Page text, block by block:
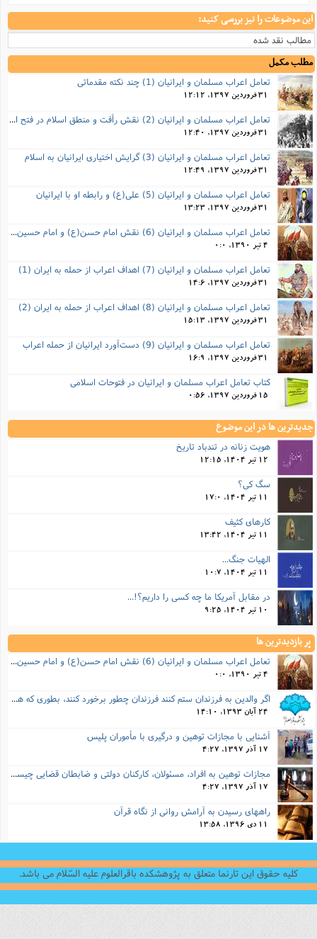
این موضوعات را نیز بررسی کنید:
مطالب نقد شده
مطلب مکمل
تعامل اعراب مسلمان و ایرانیان (1) چند نکته مقدماتی
31 فروردین 1397, 12:12
تعامل اعراب مسلمان و ایرانیان (2) نقش رأفت و منطق اسلام در فتح ایران
31 فروردین 1397, 12:40
تعامل اعراب مسلمان و ایرانیان (3) گرایش اختیاری ایرانیان به اسلام
31 فروردین 1397, 12:49
تعامل اعراب مسلمان و ایرانیان (5) علی(ع) و رابطه‌ او با ایرانیان
31 فروردین 1397, 13:23
تعامل اعراب مسلمان و ایرانیان (6) نقش امام حسن(ع) و امام حسین(ع) در فتح ایران
4 تیر 1390, 0:0
تعامل اعراب مسلمان و ایرانیان (7) اهداف اعراب از حمله به ایران (1)
31 فروردین 1397, 14:6
تعامل اعراب مسلمان و ایرانیان (8) اهداف اعراب از حمله به ایران (2)
31 فروردین 1397, 15:13
تعامل اعراب مسلمان و ایرانیان (9) دست‌آورد ایرانیان از حمله اعراب
31 فروردین 1397, 16:9
کتاب تعامل اعراب مسلمان و ایرانیان در فتوحات اسلامی
15 فروردین 1397, 0:56
جدیدترین ها در این موضوع
هویت زنانه در تندباد تاریخ
12 تیر 1404, 12:15
سگ کی؟
11 تیر 1404, 17:0
کارهای کثیف
11 تیر 1404, 13:42
الهیات جنگ...
11 تیر 1404, 10:7
در مقابل آمریکا ما چه کسی را داریم؟!...
10 تیر 1404, 9:25
پر بازدیدترین ها
تعامل اعراب مسلمان و ایرانیان (6) نقش امام حسن(ع) و امام حسین(ع) در فتح ایران
4 تیر 1390, 0:0
اگر والدین به فرزندان ستم کنند فرزندان چطور برخورد کنند، بطوری که هم موجب ناراحتی آنها نشود و هم بتوانند آنها را امر به معروف و نهی از منکر کنند، و اگر نصیحت تأثیر نداشت چطور باید با آنها برخورد کرد؟
24 آبان 1393, 14:10
آشنایی با مجازات توهین و درگیری با مأموران پلیس
17 آذر 1397, 4:27
مجازات‌ توهین به افراد، مسئولان، کارکنان دولتی و ضابطان قضایی چیست؟
17 آذر 1397, 4:27
راههای رسیدن به آرامش روانی از نگاه قرآن
11 دی 1396, 13:58
کلیه حقوق این تارنما متعلق به پژوهشکده باقرالعلوم علیه السّلام می باشد.